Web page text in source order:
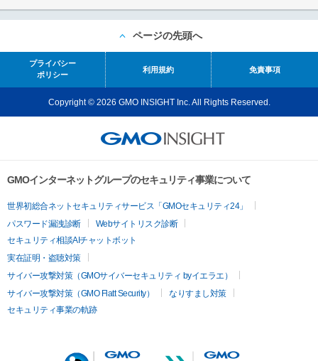
ページの先頭へ
プライバシー
ポリシー
利用規約 免責事項
Copyright © 2026 GMO INSIGHT Inc. All Rights Reserved.
GMOインターネットグループのセキュリティ事業について
世界初総合ネットセキュリティサービス「GMOセキュリティ24」
パスワード漏洩診断
Webサイトリスク診断
セキュリティ相談AIチャットボット
実在証明・盗聴対策
サイバー攻撃対策（GMOサイバーセキュリティ byイエラエ）
サイバー攻撃対策（GMO Flatt Security）
なりすまし対策
セキュリティ事業の軌跡